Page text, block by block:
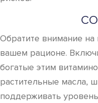
Обратите внимание на
вашем рационе.
богатые этим
растительные масла,
поддерживать